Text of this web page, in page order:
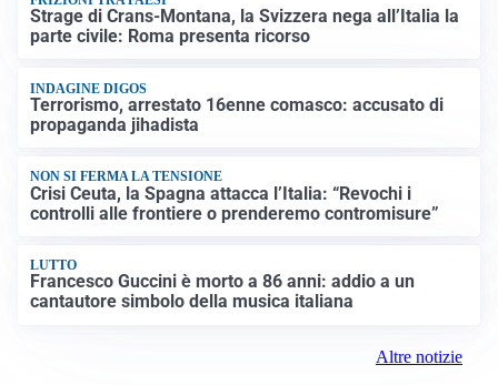
Strage di Crans-Montana, la Svizzera nega all’Italia la
parte civile: Roma presenta ricorso
INDAGINE DIGOS
Terrorismo, arrestato 16enne comasco: accusato di
propaganda jihadista
NON SI FERMA LA TENSIONE
Crisi Ceuta, la Spagna attacca l’Italia: “Revochi i
controlli alle frontiere o prenderemo contromisure”
LUTTO
Francesco Guccini è morto a 86 anni: addio a un
cantautore simbolo della musica italiana
Altre notizie